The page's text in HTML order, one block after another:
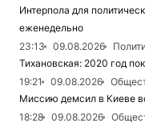
Интерпола для
еженедельно
23:13
09.08.2026
Тихановская: 2020 год
19:21
09.08.2026
Миссию демсил в Киеве
18:28
09.08.2026